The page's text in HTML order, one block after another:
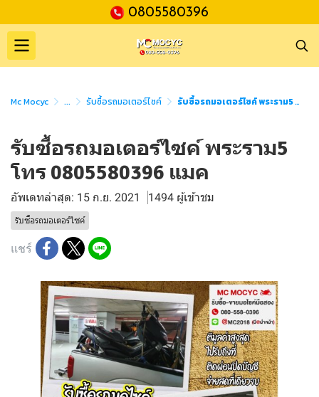
0805580396
Mc Mocyc ... รับซื้อรถมอเตอร์ไซค์ รับซื้อรถมอเตอร์ไซค์ พระราม5 โทร 0805580396 แมค
รับซื้อรถมอเตอร์ไซค์ พระราม5
โทร 0805580396 แมค
อัพเดทล่าสุด: 15 ก.ย. 2021 1494 ผู้เข้าชม
รับซื้อรถมอเตอร์ไซค์
แชร์